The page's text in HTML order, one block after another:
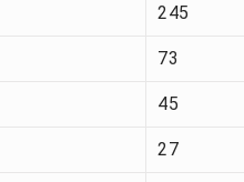
245
73
45
27